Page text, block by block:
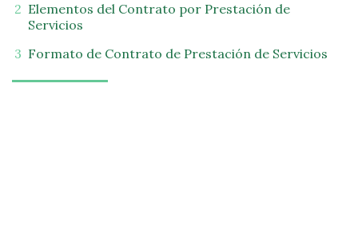
Elementos del Contrato por Prestación de
Servicios
Formato de Contrato de Prestación de Servicios